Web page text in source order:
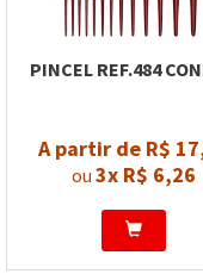
PINCEL REF.484
A partir de R$
ou 3x R$ 6,26